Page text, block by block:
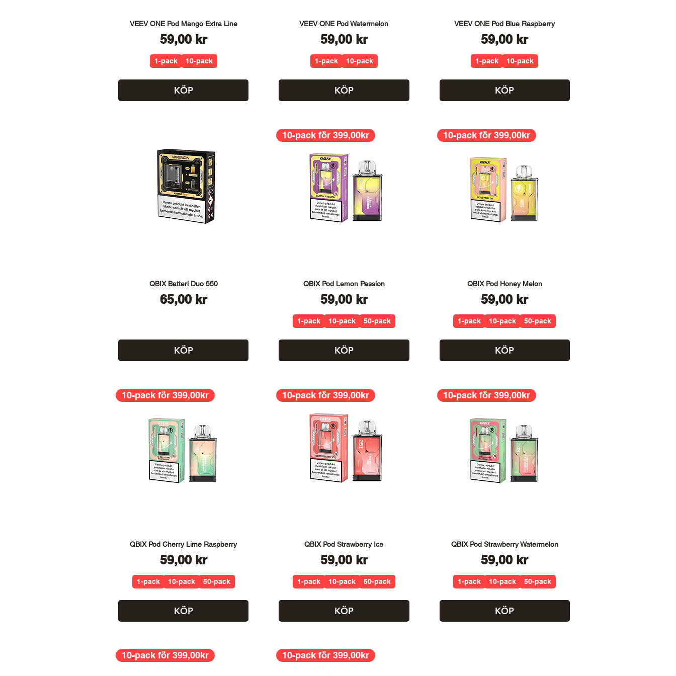
VEEV ONE Pod Mango Extra Line
Pris
59,00 kr
1-pack 10-pack
KÖP
VEEV ONE Pod Watermelon
Pris
59,00 kr
1-pack 10-pack
KÖP
VEEV ONE Pod Blue Raspberry
Pris
59,00 kr
1-pack 10-pack
KÖP
QBIX Batteri Duo 550
Pris
65,00 kr
KÖP
10-pack för 399,00kr
QBIX Pod Lemon Passion
Pris
59,00 kr
1-pack 10-pack 50-pack
KÖP
10-pack för 399,00kr
QBIX Pod Honey Melon
Pris
59,00 kr
1-pack 10-pack 50-pack
KÖP
10-pack för 399,00kr
QBIX Pod Cherry Lime Raspberry
Pris
59,00 kr
1-pack 10-pack 50-pack
KÖP
10-pack för 399,00kr
QBIX Pod Strawberry Ice
Pris
59,00 kr
1-pack 10-pack 50-pack
KÖP
10-pack för 399,00kr
QBIX Pod Strawberry Watermelon
Pris
59,00 kr
1-pack 10-pack 50-pack
KÖP
10-pack för 399,00kr 10-pack för 399,00kr